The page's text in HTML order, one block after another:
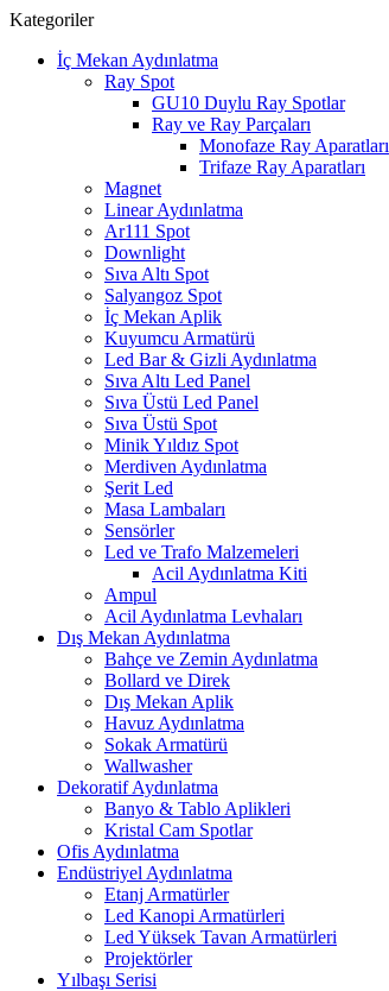
Kategoriler
İç Mekan Aydınlatma
Ray Spot
GU10 Duylu Ray Spotlar
Ray ve Ray Parçaları
Monofaze Ray Aparatları
Trifaze Ray Aparatları
Magnet
Linear Aydınlatma
Ar111 Spot
Downlight
Sıva Altı Spot
Salyangoz Spot
İç Mekan Aplik
Kuyumcu Armatürü
Led Bar & Gizli Aydınlatma
Sıva Altı Led Panel
Sıva Üstü Led Panel
Sıva Üstü Spot
Minik Yıldız Spot
Merdiven Aydınlatma
Şerit Led
Masa Lambaları
Sensörler
Led ve Trafo Malzemeleri
Acil Aydınlatma Kiti
Ampul
Acil Aydınlatma Levhaları
Dış Mekan Aydınlatma
Bahçe ve Zemin Aydınlatma
Bollard ve Direk
Dış Mekan Aplik
Havuz Aydınlatma
Sokak Armatürü
Wallwasher
Dekoratif Aydınlatma
Banyo & Tablo Aplikleri
Kristal Cam Spotlar
Ofis Aydınlatma
Endüstriyel Aydınlatma
Etanj Armatürler
Led Kanopi Armatürleri
Led Yüksek Tavan Armatürleri
Projektörler
Yılbaşı Serisi